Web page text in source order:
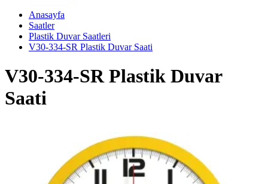
Anasayfa
Saatler
Plastik Duvar Saatleri
V30-334-SR Plastik Duvar Saati
V30-334-SR Plastik Duvar
Saati